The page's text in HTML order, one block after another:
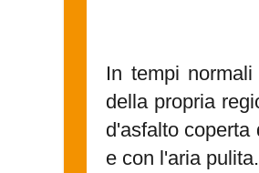
In tempi
della propria
d'asfalto coperta
e con l'aria pulita.